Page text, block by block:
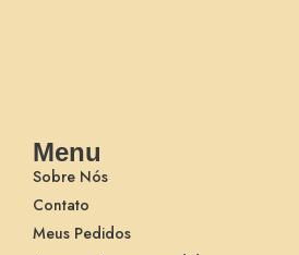
Menu
Sobre Nós
Contato
Meus Pedidos